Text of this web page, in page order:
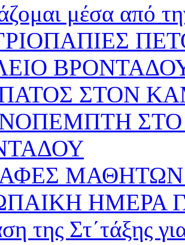
μέσα από
ΣΤΟΝ
ΣΤΟ
ΜΑΘΗΤΩΝ
ΗΜΕΡΑ
της Στ΄τάξης